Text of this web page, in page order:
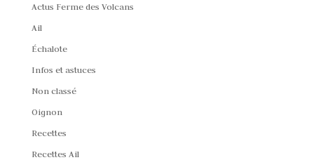
Actus Ferme des Volcans
Ail
Échalote
Infos et astuces
Non classé
Oignon
Recettes
Recettes Ail